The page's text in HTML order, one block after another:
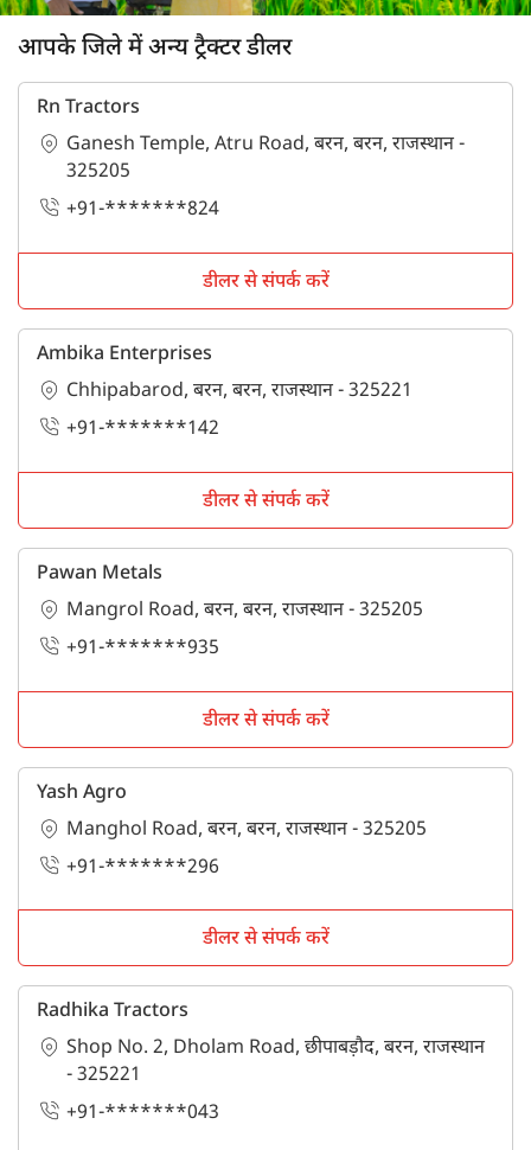
आपके जिले में अन्य ट्रैक्टर डीलर
Rn Tractors
Ganesh Temple, Atru Road, बरन, बरन, राजस्थान -
325205
+91-*******824
डीलर से संपर्क करें
Ambika Enterprises
Chhipabarod, बरन, बरन, राजस्थान - 325221
+91-*******142
डीलर से संपर्क करें
Pawan Metals
Mangrol Road, बरन, बरन, राजस्थान - 325205
+91-*******935
डीलर से संपर्क करें
Yash Agro
Manghol Road, बरन, बरन, राजस्थान - 325205
+91-*******296
डीलर से संपर्क करें
Radhika Tractors
Shop No. 2, Dholam Road, छीपाबड़ौद, बरन, राजस्थान
- 325221
+91-*******043